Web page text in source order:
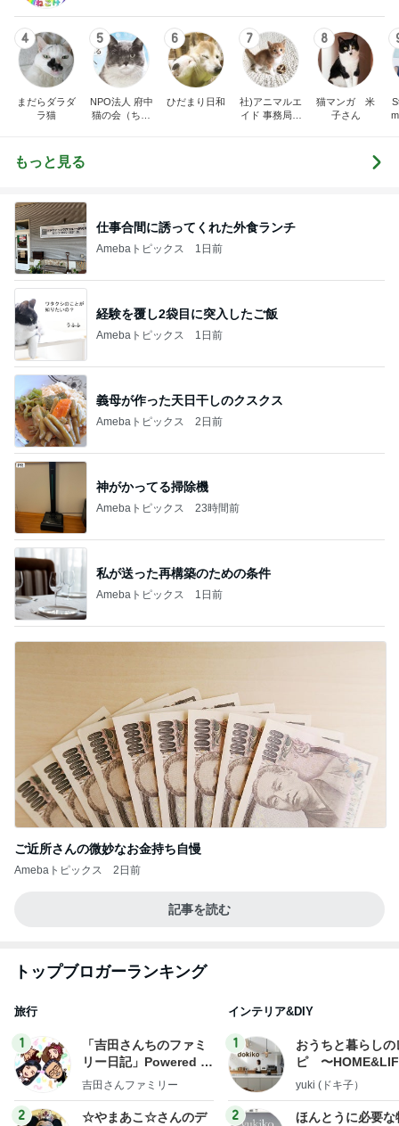
4
まだらダラダ
ラ猫
5
NPO法人 府中
猫の会（ちゅ
6
ひだまり日和
7
社)アニマルエ
イド 事務局＆
8
猫マンガ 米
子さん
もっと見る
仕事合間に誘ってくれた外食ランチ
Amebaトピックス 1日前
経験を覆し2袋目に突入したご飯
Amebaトピックス 1日前
義母が作った天日干しのクスクス
Amebaトピックス 2日前
神がかってる掃除機
Amebaトピックス 23時間前
私が送った再構築のための条件
Amebaトピックス 1日前
ご近所さんの微妙なお金持ち自慢
Amebaトピックス 2日前
記事を読む
トップブロガーランキング
旅行
1
「吉田さんちのファミ
リー日記」Powered b
y Ameba 吉田さんファ
ログ
吉田さんファミリー
2
☆やまあこ☆さんのデ
インテリア&DIY
1
おうちと暮らしの
ピ 〜
yuki (ドキ子）
2
ほんとうに必要な